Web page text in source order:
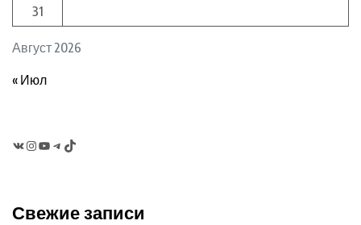
Август 2026
31
« Июл
Instagram
YouTubeTelegram
TikTok
Свежие записи